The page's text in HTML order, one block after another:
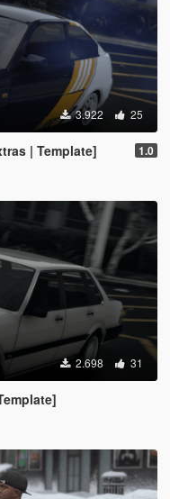
3.922 25
| Template] 1.0
2.698 31